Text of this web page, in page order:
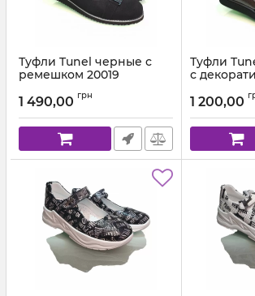
Туфли Tunel черные с
ремешком 20019
1 490,00 грн
Туфли
с
Артикул:
1 200,00